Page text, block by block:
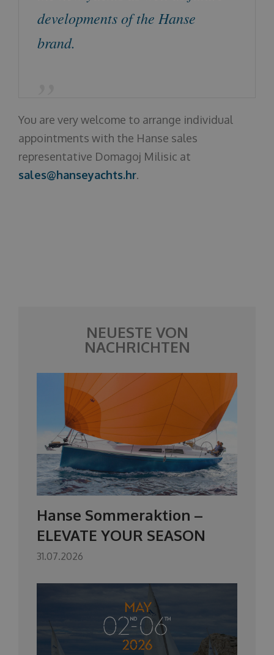
developments of the Hanse
brand.
You are very welcome to arrange individual
appointments with the Hanse sales
representative Domagoj Milisic at
sales@hanseyachts.hr.
NEUESTE VON
NACHRICHTEN
Hanse Sommeraktion –
ELEVATE YOUR SEASON
31.07.2026